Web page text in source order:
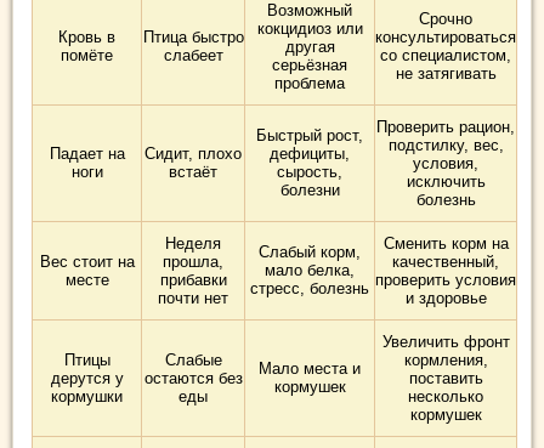
Кровь в
помёте
Птица быстро
слабеет
Возможный
кокцидиоз или
другая
серьёзная
проблема
Срочно
консультироваться
со специалистом,
не затягивать
Падает на
ноги
Сидит, плохо
встаёт
Быстрый рост,
дефициты,
сырость,
болезни
Проверить рацион,
подстилку, вес,
условия,
исключить
болезнь
Вес стоит на
месте
Неделя
прошла,
прибавки
почти нет
Слабый корм,
мало белка,
стресс, болезнь
Сменить корм на
качественный,
проверить условия
и здоровье
Птицы
дерутся у
кормушки
Слабые
остаются без
еды
Мало места и
кормушек
Увеличить фронт
кормления,
поставить
несколько
кормушек